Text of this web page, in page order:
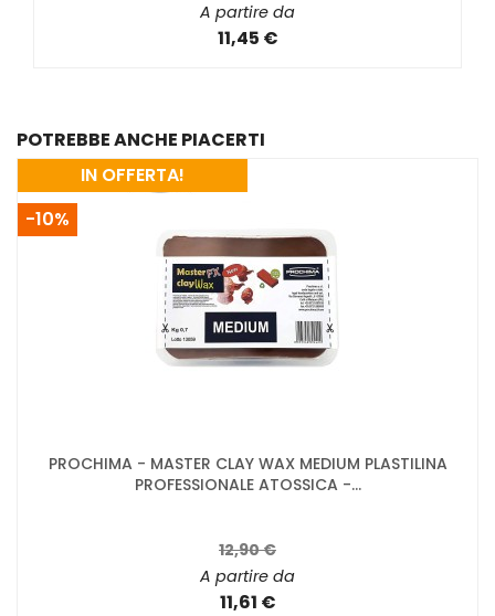
A partire da
11,45 €
POTREBBE ANCHE PIACERTI
PROCHIMA - MASTER CLAY WAX MEDIUM PLASTILINA
PROFESSIONALE ATOSSICA -...
12,90 €
A partire da
11,61 €
IN OFFERTA!
-10%